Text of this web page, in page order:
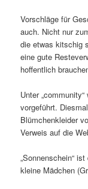
Vorschläge für
auch. Nicht nur
die etwas kitschig
eine gute
hoffentlich
Unter
vorgeführt.
Blümchenkleider
Verweis auf die
„Sonnenschein“
kleine Mädchen